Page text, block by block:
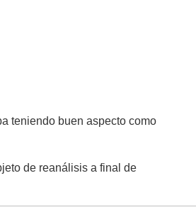
teniendo buen aspecto como
de reanálisis a final de